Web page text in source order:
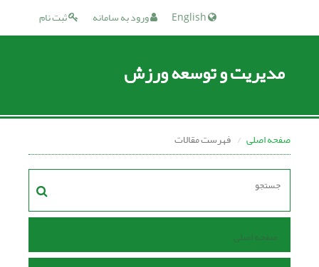
ثبت نام ورود به سامانه
مدیریت و توسعه ورزش
صفحه اصلی فهرست مقالات
صفحه اصلی